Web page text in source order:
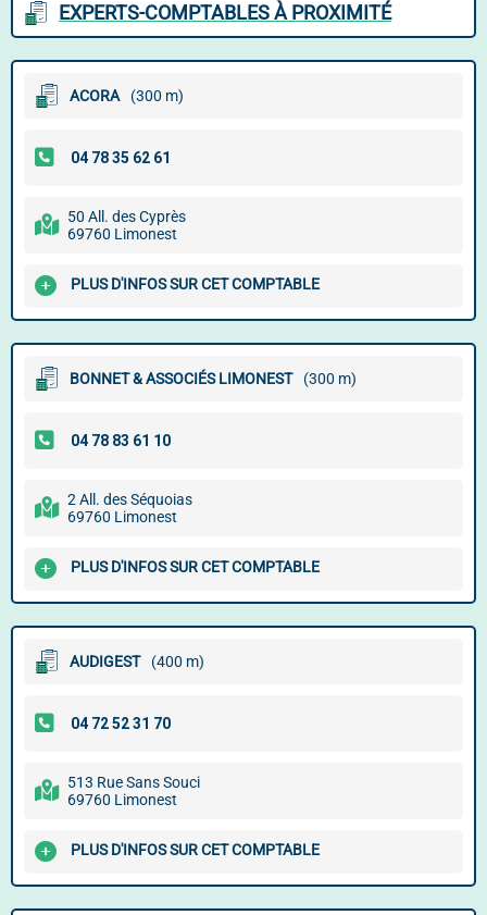
EXPERTS-COMPTABLES À PROXIMITÉ
ACORA (300 m)
50 All. des Cyprès
69760 Limonest
PLUS D'INFOS SUR CET COMPTABLE
BONNET & ASSOCIÉS LIMONEST (300 m)
2 All. des Séquoias
69760 Limonest
PLUS D'INFOS SUR CET COMPTABLE
AUDIGEST (400 m)
513 Rue Sans Souci
69760 Limonest
PLUS D'INFOS SUR CET COMPTABLE